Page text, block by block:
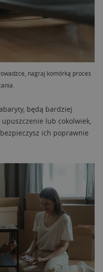
nagraj komórką proces
będą bardziej
lub cokolwiek,
ich poprawnie